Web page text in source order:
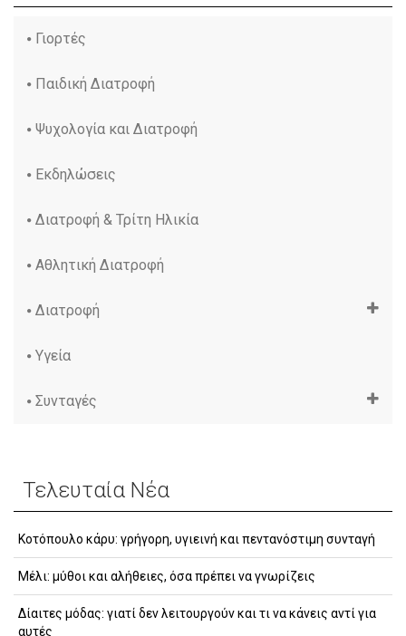
Γιορτές
Παιδική Διατροφή
Ψυχολογία και Διατροφή
Εκδηλώσεις
Διατροφή & Τρίτη Ηλικία
Αθλητική Διατροφή
Διατροφή
Υγεία
Συνταγές
Τελευταία Νέα
Κοτόπουλο κάρυ: γρήγορη, υγιεινή και πεντανόστιμη συνταγή
Μέλι: μύθοι και αλήθειες, όσα πρέπει να γνωρίζεις
Δίαιτες μόδας: γιατί δεν λειτουργούν και τι να κάνεις αντί για
αυτές